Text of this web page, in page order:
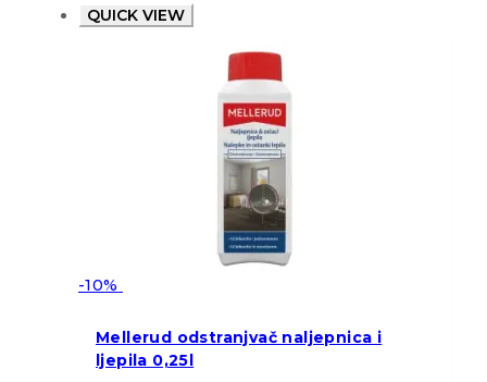
QUICK VIEW
-10%
Mellerud odstranjvač naljepnica i
ljepila 0,25l